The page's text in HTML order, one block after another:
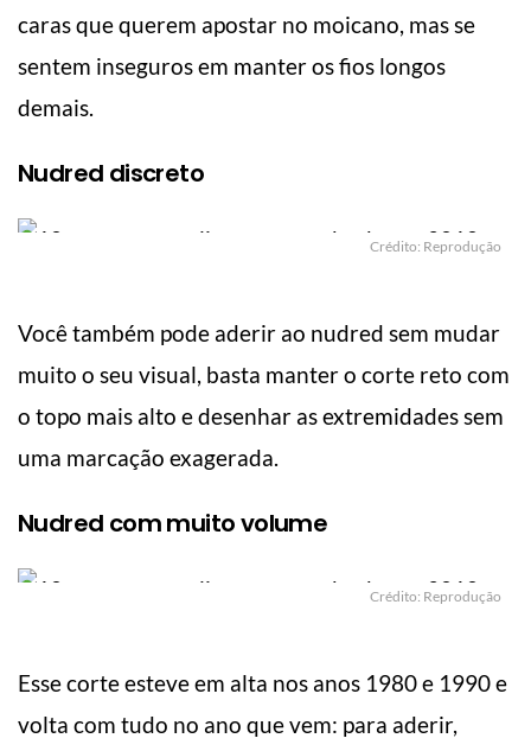
caras que querem apostar no moicano, mas se
sentem inseguros em manter os fios longos
demais.
Nudred discreto
Crédito: Reprodução
Você também pode aderir ao nudred sem mudar
muito o seu visual, basta manter o corte reto com
o topo mais alto e desenhar as extremidades sem
uma marcação exagerada.
Nudred com muito volume
Crédito: Reprodução
Esse corte esteve em alta nos anos 1980 e 1990 e
volta com tudo no ano que vem: para aderir,